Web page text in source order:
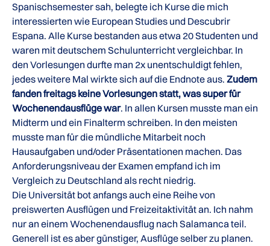
Spanischsemester sah, belegte ich Kurse die mich
interessierten wie European Studies und Descubrir
Espana. Alle Kurse bestanden aus etwa 20 Studenten und
waren mit deutschem Schulunterricht vergleichbar. In
den Vorlesungen durfte man 2x unentschuldigt fehlen,
jedes weitere Mal wirkte sich auf die Endnote aus. Zudem
fanden freitags keine Vorlesungen statt, was super für
Wochenendausflüge war. In allen Kursen musste man ein
Midterm und ein Finalterm schreiben. In den meisten
musste man für die mündliche Mitarbeit noch
Hausaufgaben und/oder Präsentationen machen. Das
Anforderungsniveau der Examen empfand ich im
Vergleich zu Deutschland als recht niedrig.
Die Universität bot anfangs auch eine Reihe von
preiswerten Ausflügen und Freizeitaktivität an. Ich nahm
nur an einem Wochenendausflug nach Salamanca teil.
Generell ist es aber günstiger, Ausflüge selber zu planen.